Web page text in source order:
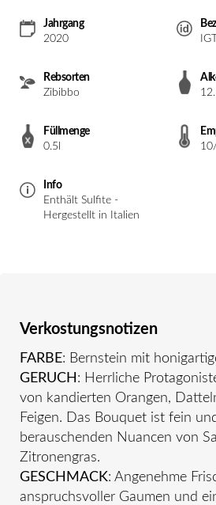
Jahrgang
2020
Rebsorten
Zibibbo
Füllmenge
0.5l
Info
Enthält Sulfite -
Hergestellt in Italien
Verkostungsnotizen
FARBE: Bernstein mit
GERUCH : Herrliche
von kandierten Orangen,
Feigen. Das Bouquet ist fein
berauschenden Nuancen von
Zitronengras.
GESCHMACK: Angenehme
anspruchsvoller Gaumen und